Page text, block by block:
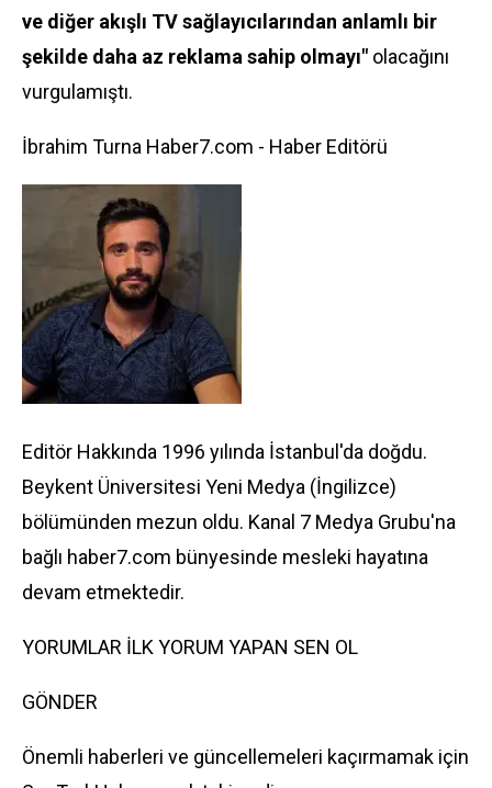
ve diğer akışlı TV sağlayıcılarından anlamlı bir
şekilde daha az reklama sahip olmayı" olacağını
vurgulamıştı.
İbrahim Turna Haber7.com - Haber Editörü
Editör Hakkında 1996 yılında İstanbul'da doğdu.
Beykent Üniversitesi Yeni Medya (İngilizce)
bölümünden mezun oldu. Kanal 7 Medya Grubu'na
bağlı haber7.com bünyesinde mesleki hayatına
devam etmektedir.
YORUMLAR İLK YORUM YAPAN SEN OL
GÖNDER
Önemli haberleri ve güncellemeleri kaçırmamak için